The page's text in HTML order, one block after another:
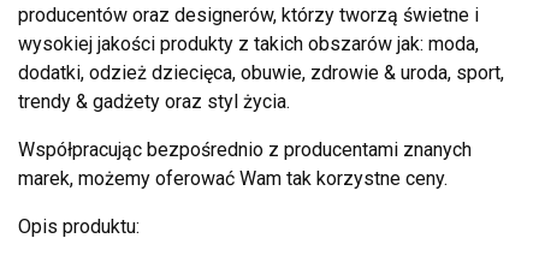
producentów oraz designerów, którzy tworzą świetne i
wysokiej jakości produkty z takich obszarów jak: moda,
dodatki, odzież dziecięca, obuwie, zdrowie & uroda, sport,
trendy & gadżety oraz styl życia.
Współpracując bezpośrednio z producentami znanych
marek, możemy oferować Wam tak korzystne ceny.
Opis produktu: